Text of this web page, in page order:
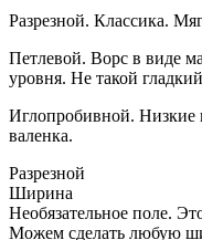
Разрезной. Классика.
Петлевой. Ворс в виде
уровня. Не такой
Иглопробивной. Низкие
валенка.
Разрезной
Ширина
Необязательное поле.
Можем сделать любую